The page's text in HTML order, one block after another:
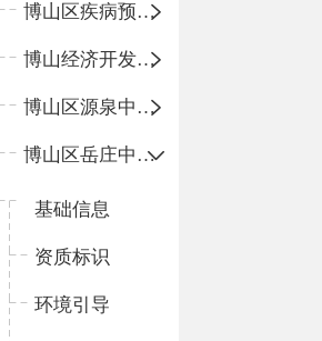
博山区疾病预防控制中心
博山经济开发区卫生院
博山区源泉中心卫生院（博山区第二人民医院）
博山区岳庄中心卫生院
基础信息
资质标识
环境引导